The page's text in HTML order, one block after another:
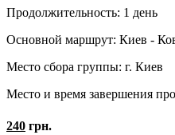
Продолжительность: 1 день
Основной маршрут: Киев -
Место сбора группы: г. Киев
Место и время завершения
240 грн.